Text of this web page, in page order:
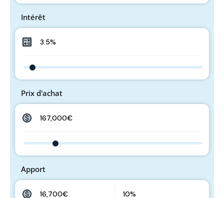
Intérêt
Prix d'achat
Apport